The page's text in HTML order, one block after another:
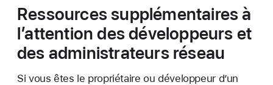
Ressources supplémentaires à
l’attention des développeurs et
des administrateurs réseau
Si vous êtes le propriétaire ou développeur d’un